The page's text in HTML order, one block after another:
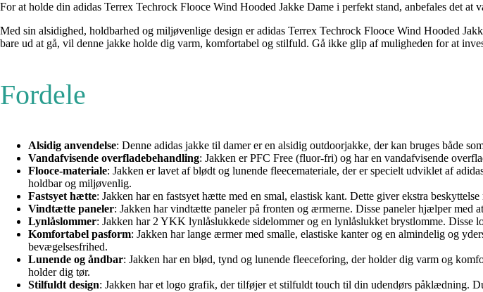
For at holde din adidas Terrex Techrock Flooce Wind Hooded Jakke Dame i perfekt stand, anbefales det
Med sin alsidighed, holdbarhed og miljøvenlige design er adidas Terrex Techrock Flooce Wind Hooded
bare ud at gå, vil denne jakke holde dig varm, komfortabel og stilfuld. Gå ikke glip af muligheden for at
Fordele
Alsidig anvendelse: Denne adidas jakke til damer er en alsidig outdoorjakke, der kan bruges både
Vandafvisende overfladebehandling: Jakken er PFC Free (fluor-fri) og har en vandafvisende
Flooce-materiale: Jakken er lavet af blødt og lunende fleecemateriale, der er specielt udviklet af
holdbar og miljøvenlig.
Fastsyet hætte: Jakken har en fastsyet hætte med en smal, elastisk kant. Dette giver ekstra
Vindtætte paneler: Jakken har vindtætte paneler på fronten og ærmerne. Disse paneler hjælper
Lynlåslommer: Jakken har 2 YKK lynlåslukkede sidelommer og en lynlåslukket brystlomme. Disse
Komfortabel pasform: Jakken har lange ærmer med smalle, elastiske kanter og en almindelig og
bevægelsesfrihed.
Lunende og åndbar: Jakken har en blød, tynd og lunende fleeceforing, der holder dig varm og
holder dig tør.
Stilfuldt design: Jakken har et logo grafik, der tilføjer et stilfuldt touch til din udendørs påklædning.